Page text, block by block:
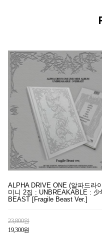
ALPHA DRIVE ONE (알파드라
미니 2집 : UNBREAKABLE : 少
BEAST [Fragile Beast Ver.]
23,800원
19,300원